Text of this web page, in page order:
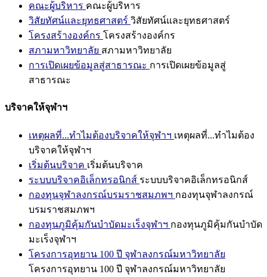
คณะผู้บริหาร คณะผู้บริหาร
วิสัยทัศน์และยุทธศาสตร์ วิสัยทัศน์และยุทธศาสตร์
โครงสร้างองค์กร โครงสร้างองค์กร
สภามหาวิทยาลัย สภามหาวิทยาลัย
การเปิดเผยข้อมูลสู่สาธารณะ การเปิดเผยข้อมูลสู่
สาธารณะ
บริจาคให้จุฬาฯ
เหตุผลที่...ทำไมต้องบริจาคให้จุฬาฯ เหตุผลที่...ทำไมต้อง
บริจาคให้จุฬาฯ
เริ่มต้นบริจาค เริ่มต้นบริจาค
ระบบบริจาคอิเล็กทรอนิกส์ ระบบบริจาคอิเล็กทรอนิกส์
กองทุนจุฬาลงกรณ์บรมราชสมภพฯ กองทุนจุฬาลงกรณ์
บรมราชสมภพฯ
กองทุนภูมิคุ้มกันบำบัดมะเร็งจุฬาฯ กองทุนภูมิคุ้มกันบำบัด
มะเร็งจุฬาฯ
โครงการอุทยาน 100 ปี จุฬาลงกรณ์มหาวิทยาลัย
โครงการอุทยาน 100 ปี จุฬาลงกรณ์มหาวิทยาลัย